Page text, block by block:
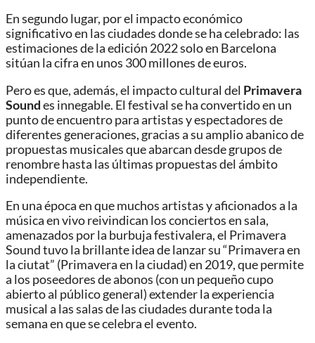
En segundo lugar, por el impacto económico
significativo en las ciudades donde se ha celebrado: las
estimaciones de la edición 2022 solo en Barcelona
sitúan la cifra en unos 300 millones de euros.
Pero es que, además, el impacto cultural del Primavera
Soundes innegable. El festival se ha convertido en un
punto de encuentro para artistas y espectadores de
diferentes generaciones, gracias a su amplio abanico de
propuestas musicales que abarcan desde grupos de
renombre hasta las últimas propuestas del ámbito
independiente.
En una época en que muchos artistas y aficionados a la
música en vivo reivindican los conciertos en sala,
amenazados por la burbuja festivalera, el Primavera
Sound tuvo la brillante idea de lanzar su “Primavera en
la ciutat” (Primavera en la ciudad) en 2019, que permite
a los poseedores de abonos (con un pequeño cupo
abierto al público general) extender la experiencia
musical a las salas de las ciudades durante toda la
semana en que se celebra el evento.